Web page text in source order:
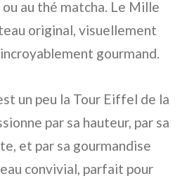
au thé matcha. Le Mille
original, visuellement
gourmand.
un peu la Tour Eiffel de la
par sa hauteur, par sa
et par sa gourmandise
convivial, parfait pour